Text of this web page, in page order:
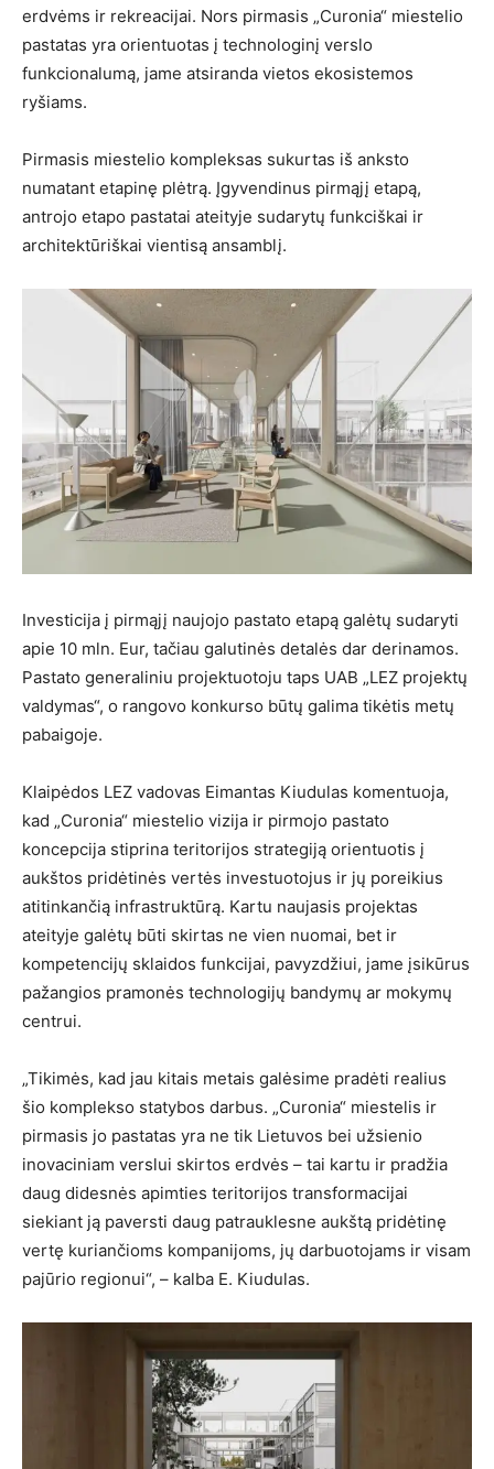
erdvėms ir rekreacijai. Nors pirmasis „Curonia“ miestelio
pastatas yra orientuotas į technologinį verslo
funkcionalumą, jame atsiranda vietos ekosistemos
ryšiams.
Pirmasis miestelio kompleksas sukurtas iš anksto
numatant etapinę plėtrą. Įgyvendinus pirmąjį etapą,
antrojo etapo pastatai ateityje sudarytų funkciškai ir
architektūriškai vientisą ansamblį.
Investicija į pirmąjį naujojo pastato etapą galėtų sudaryti
apie 10 mln. Eur, tačiau galutinės detalės dar derinamos.
Pastato generaliniu projektuotoju taps UAB „LEZ projektų
valdymas“, o rangovo konkurso būtų galima tikėtis metų
pabaigoje.
Klaipėdos LEZ vadovas Eimantas Kiudulas komentuoja,
kad „Curonia“ miestelio vizija ir pirmojo pastato
koncepcija stiprina teritorijos strategiją orientuotis į
aukštos pridėtinės vertės investuotojus ir jų poreikius
atitinkančią infrastruktūrą. Kartu naujasis projektas
ateityje galėtų būti skirtas ne vien nuomai, bet ir
kompetencijų sklaidos funkcijai, pavyzdžiui, jame įsikūrus
pažangios pramonės technologijų bandymų ar mokymų
centrui.
„Tikimės, kad jau kitais metais galėsime pradėti realius
šio komplekso statybos darbus. „Curonia“ miestelis ir
pirmasis jo pastatas yra ne tik Lietuvos bei užsienio
inovaciniam verslui skirtos erdvės – tai kartu ir pradžia
daug didesnės apimties teritorijos transformacijai
siekiant ją paversti daug patrauklesne aukštą pridėtinę
vertę kuriančioms kompanijoms, jų darbuotojams ir visam
pajūrio regionui“, – kalba E. Kiudulas.